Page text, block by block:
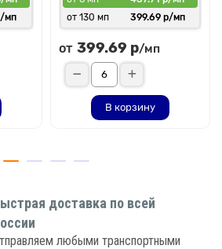
мп
от 130 мп
399.69 р/мп
от 399.69 р/мп
В корзину
доставка по всей
любыми транспортными